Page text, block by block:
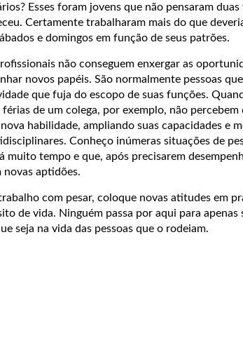
Esses foram jovens que não pensaram
Certamente trabalharam mais do que
e domingos em função de seus patrões.
não conseguem enxergar as
novos papéis. São normalmente pessoas
que fuja do escopo de suas funções.
de um colega, por exemplo, não percebem
habilidade, ampliando suas capacidades e
Conheço inúmeras situações de
muito tempo e que, após precisarem
novas aptidões.
com pesar, coloque novas atitudes em
de vida. Ninguém passa por aqui para apenas
seja na vida das pessoas que o rodeiam.